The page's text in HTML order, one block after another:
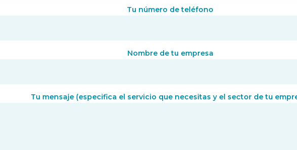
Tu número de teléfono
Nombre de tu empresa
Tu mensaje (especifica el servicio que necesitas y el sector de tu